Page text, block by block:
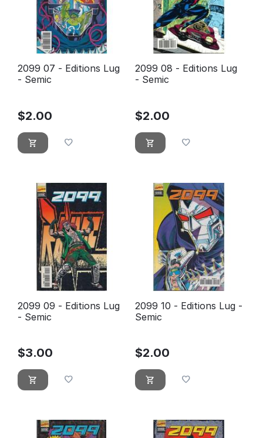
2099 07 - Editions Lug
- Semic
$2.00
2099 08 - Editions Lug
- Semic
$2.00
2099 09 - Editions Lug
- Semic
$3.00
2099 10 - Editions Lug -
Semic
$2.00